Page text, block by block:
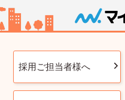
採用ご担当者様へ